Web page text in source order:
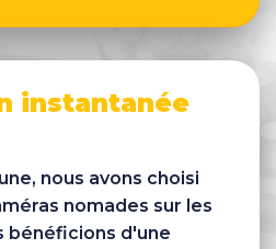
instantanée
nous avons choisi
nomades sur les
bénéficions d'une